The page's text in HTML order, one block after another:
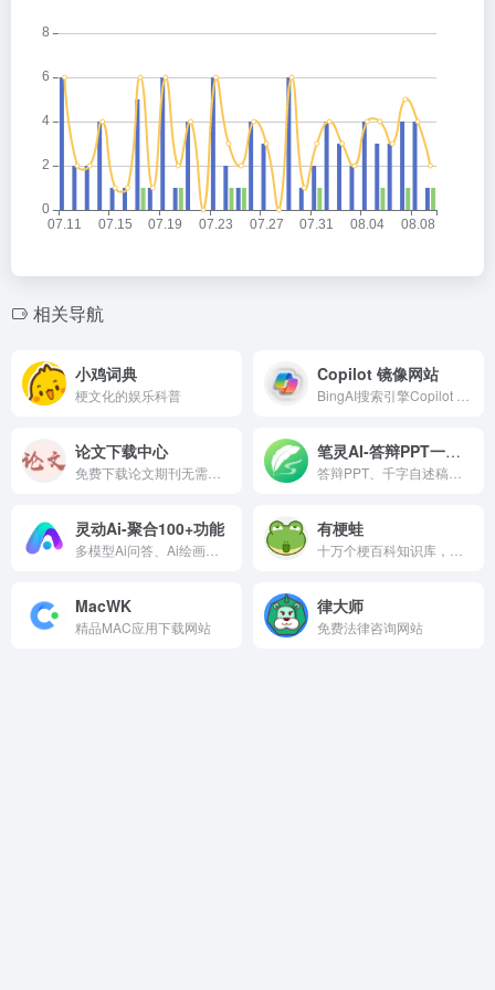
相关导航
小鸡词典
梗文化的娱乐科普
Copilot 镜像网站
论文下载中心 笔灵AI-答辩PPT一键生成
灵动Ai-聚合100+功能 有梗蛙
MacWK
精品MAC应用下载网站
律大师
免费法律咨询网站